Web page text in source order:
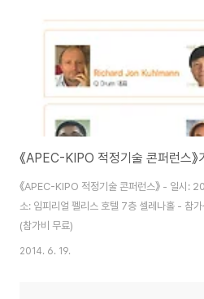
《APEC-KIPO 적정기술 콘퍼런스》 - 일시:
소: 임피리얼 펠리스 호텔 7층 셀레나홀 -
(참가비 무료)
2014. 6. 19.